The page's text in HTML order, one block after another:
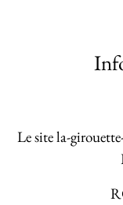
Le site la-